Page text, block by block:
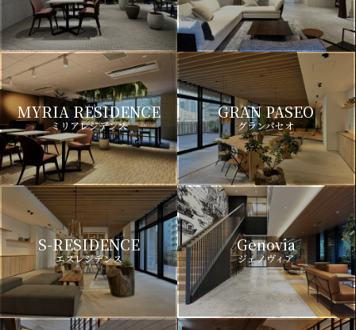
MYRIA RESIDENCE
ミリアレジデンス
GRAN PASEO
グランパセオ
S-RESIDENCE
エスレジデンス
Genovia
ジェノヴィア